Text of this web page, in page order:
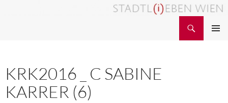
KRK2016 _ C SABINE
KARRER (6)